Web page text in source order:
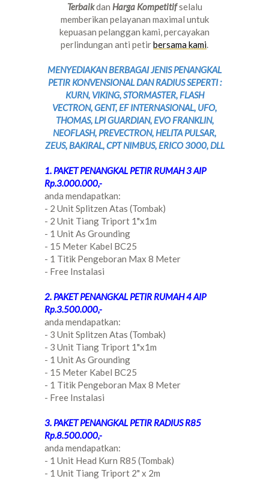
Terbaikdan Harga Kompetitifselalu
memberikan pelayanan maximal untuk
kepuasan pelanggan kami, percayakan
perlindungan anti petirbersama kami.
MENYEDIAKAN BERBAGAI JENIS PENANGKAL
PETIR KONVENSIONAL DAN RADIUS SEPERTI :
KURN, VIKING, STORMASTER, FLASH
VECTRON, GENT, EF INTERNASIONAL, UFO,
THOMAS, LPI GUARDIAN, EVO FRANKLIN,
NEOFLASH, PREVECTRON, HELITA PULSAR,
ZEUS, BAKIRAL, CPT NIMBUS, ERICO 3000, DLL
1. PAKET PENANGKAL PETIR RUMAH 3 AIP
Rp.3.000.000,-
anda mendapatkan:
- 2 Unit Splitzen Atas (Tombak)
- 2 Unit Tiang Triport 1"x1m
- 1 Unit As Grounding
- 15 Meter Kabel BC25
- 1 Titik Pengeboran Max 8 Meter
- Free Instalasi
2. PAKET PENANGKAL PETIR RUMAH 4 AIP
Rp.3.500.000,-
anda mendapatkan:
- 3 Unit Splitzen Atas (Tombak)
- 3 Unit Tiang Triport 1"x1m
- 1 Unit As Grounding
- 15 Meter Kabel BC25
- 1 Titik Pengeboran Max 8 Meter
- Free Instalasi
3. PAKET PENANGKAL PETIR RADIUS R85
Rp.8.500.000,-
anda mendapatkan:
- 1 Unit Head Kurn R85 (Tombak)
- 1 Unit Tiang Triport 2" x 2m